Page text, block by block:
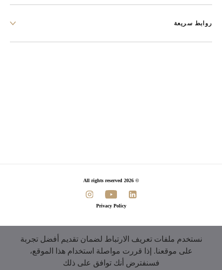
روابط سريعة
© 2026 All rights reserved
Privacy Policy
نستخدم ملفات تعريف الارتباط لضمان تقديم أفضل تجربة
على موقعنا. إذا قررت مواصلة استخدام هذا الموقع،
فسنفترض أنك توافق على ذلك